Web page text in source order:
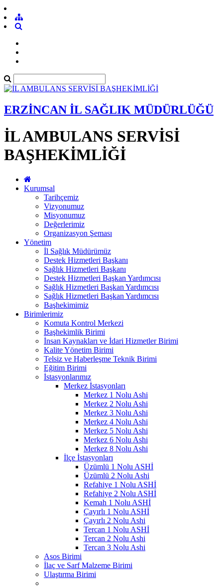
ERZİNCAN İL SAĞLIK MÜDÜRLÜĞÜ
İL AMBULANS SERVİSİ
BAŞHEKİMLİĞİ
Kurumsal
Tarihçemiz
Vizyonumuz
Misyonumuz
Değerlerimiz
Organizasyon Şeması
Yönetim
İl Sağlık Müdürümüz
Destek Hizmetleri Başkanı
Sağlık Hizmetleri Başkanı
Destek Hizmetleri Başkan Yardımcısı
Sağlık Hizmetleri Başkan Yardımcısı
Sağlık Hizmetleri Başkan Yardımcısı
Başhekimimiz
Birimlerimiz
Komuta Kontrol Merkezi
Başhekimlik Birimi
İnsan Kaynakları ve İdari Hizmetler Birimi
Kalite Yönetim Birimi
Telsiz ve Haberleşme Teknik Birimi
Eğitim Birimi
İstasyonlarımız
Merkez İstasyonları
Merkez 1 Nolu Ashi
Merkez 2 Nolu Ashi
Merkez 3 Nolu Ashi
Merkez 4 Nolu Ashi
Merkez 5 Nolu Ashi
Merkez 6 Nolu Ashi
Merkez 8 Nolu Ashi
İlçe İstasyonları
Üzümlü 1 Nolu ASHİ
Üzümlü 2 Nolu Ashi
Refahiye 1 Nolu ASHİ
Refahiye 2 Nolu ASHİ
Kemah 1 Nolu ASHİ
Çayırlı 1 Nolu ASHİ
Çayırlı 2 Nolu Ashi
Tercan 1 Nolu ASHİ
Tercan 2 Nolu Ashi
Tercan 3 Nolu Ashi
Asos Birimi
İlaç ve Sarf Malzeme Birimi
Ulaştırma Birimi